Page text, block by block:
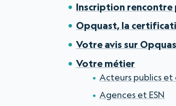
Inscription rencontre
Opquast, la
Votre avis sur
Votre métier
Acteurs publics
Agences et ESN